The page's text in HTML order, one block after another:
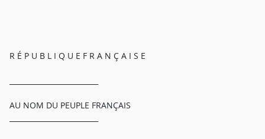
R É P U B L I Q U E F R A N Ç A I S E
AU NOM DU PEUPLE FRANÇAIS